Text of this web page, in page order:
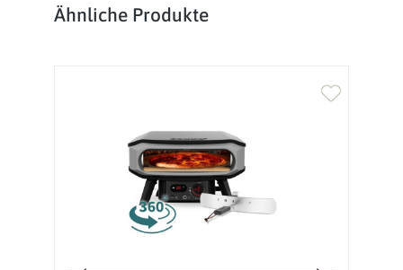
Produktgalerie überspringen
Ähnliche Produkte